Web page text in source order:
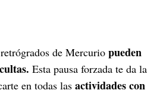
de Mercurio pueden
Esta pausa forzada te da la
en todas las actividades con